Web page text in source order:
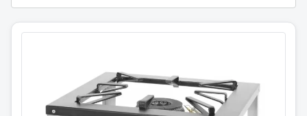
konstruert for stabil drift og kompatibilitet med
profesjonelle kjøkkenlinjer. Kategorien inkluderer også